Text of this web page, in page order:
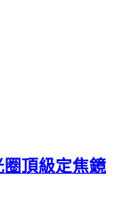
頂級定焦鏡